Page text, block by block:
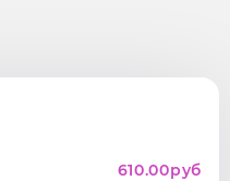
610.00руб